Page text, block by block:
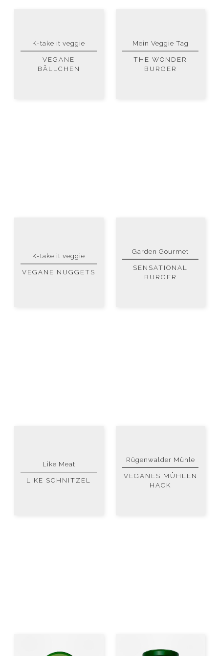
K-take it veggie
VEGANE
BÄLLCHEN
Mein Veggie Tag
THE WONDER
BURGER
K-take it veggie
VEGANE NUGGETS
Garden Gourmet
SENSATIONAL
BURGER
Like Meat
LIKE SCHNITZEL
Rügenwalder Mühle
VEGANES MÜHLEN
HACK